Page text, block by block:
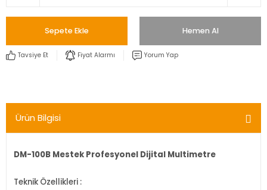
Sepete Ekle Hemen Al
Tavsiye Et Fiyat Alarmı Yorum Yap
Ürün Bilgisi
DM-100B Mestek Profesyonel Dijital Multimetre
Teknik Özellikleri :